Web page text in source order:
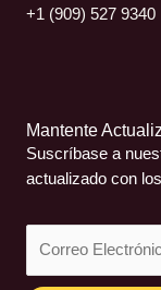
+1 (909) 527 9340
Mantente
Suscríbase a
actualizado con